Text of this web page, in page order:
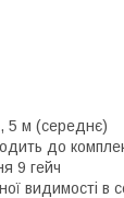
5 м (середнє)
до
9 гейч
видимості в